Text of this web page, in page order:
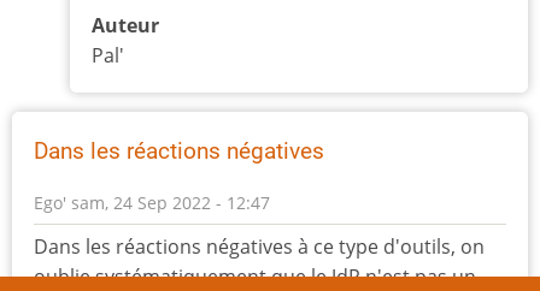
Auteur
Pal'
Dans les réactions négatives
Ego' sam, 24 Sep 2022 - 12:47
Dans les réactions négatives à ce type d'outils, on
oublie systématiquement que le JdR n'est pas un